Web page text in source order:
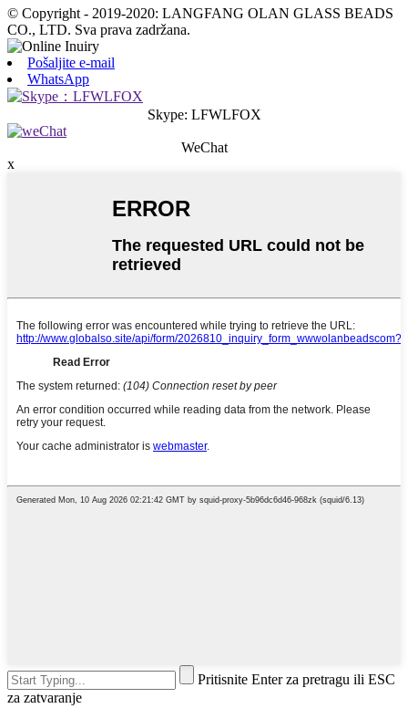
© Copyright - 2019-2020: LANGFANG OLAN GLASS BEADS
CO., LTD. Sva prava zadržana.
Pošaljite e-mail
WhatsApp
Skype: LFWLFOX
WeChat
x
Pritisnite Enter za pretragu ili ESC
za zatvaranje